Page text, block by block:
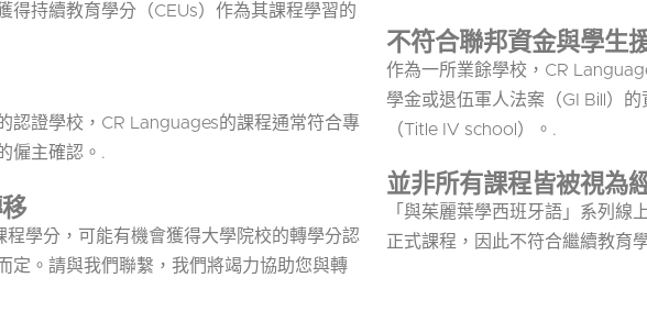
得持續教育學分（CEUs）作為其課程學習的
認證學校，CR Languages的課程通常符合專
僱主確認。.
學分，可能有機會獲得大學院校的轉學分認
定。請與我們聯繫，我們將竭力協助您與轉
不符合聯邦資金與學生
作為一所業餘學校，CR
學金或退伍軍人法案（GI Bill）
（Title IV school）。.
並非所有課程皆被視為
「與茱麗葉學西班牙語」系列線
正式課程，因此不符合繼續教育